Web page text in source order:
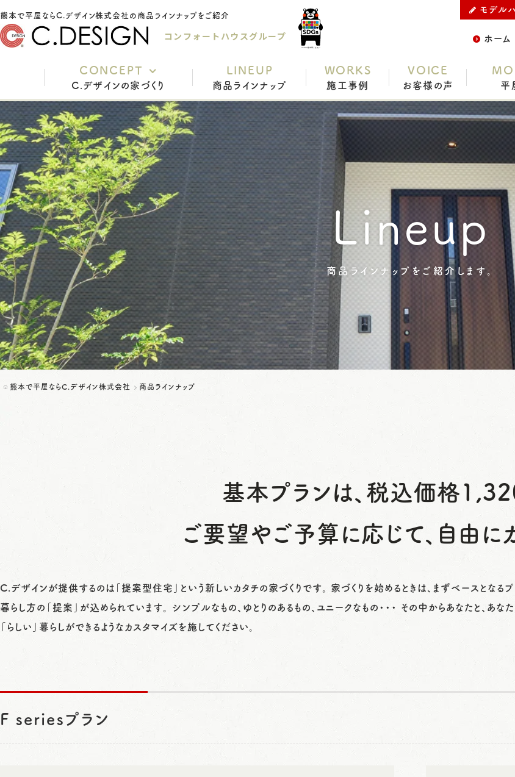
熊本で平屋ならC.デザイン株式会社の商品ラインナップをご紹介
コンフォートハウスグループ ホーム
モデル
CONCEPT
C.デザインの家づくり
充実の標準仕様
安心の保証
家づくりの流れ
インテリアスタイル
よくあるご質問
スタッフ紹介
LINEUP
商品ラインナップ
WORKS
施工事例
VOICE
お客様の声 平
Lineup
商品ラインナップをご紹介します。
熊本で平屋ならC.デザイン株式会社 商品ラインナップ
基本プランは、税込価格
ご要望やご予算に応じて、自由に
C.デザインが提供するのは「提案型住宅」という新しいカタチの家づくりです。 家づくりを始めるときは、まずベースとな
暮らし方の「提案」が込められています。 シンプルなもの、ゆとりのあるもの、ユニークなもの・・・ その中からあなたと、あ
「らしい」暮らしができるようなカスタマイズを施してください。
F seriesプラン